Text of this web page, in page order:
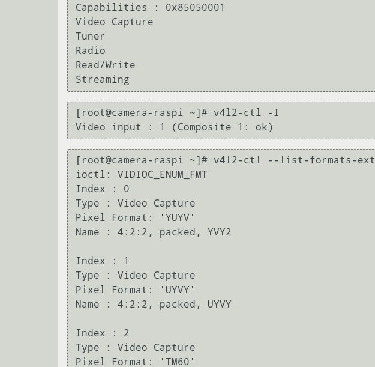
Capabilities : 0x85050001
Video Capture
Tuner
Radio
Read/Write
[root@camera-raspi ~]# v4l2-ctl -I
[root@camera-raspi ~]# v4l2-ctl --list-formats-ext
ioctl: VIDIOC_ENUM_FMT
Index : 0
Type : Video Capture
Pixel Format: 'YUYV'
Name : 4:2:2, packed, YVY2
Index : 1
Type : Video Capture
Pixel Format: 'UYVY'
Name : 4:2:2, packed, UYVY
Index : 2
Type : Video Capture
Pixel Format: 'TM60'